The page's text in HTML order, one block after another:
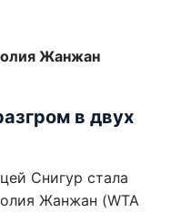
Жанжан
в двух
Снигур стала
Жанжан (WTA